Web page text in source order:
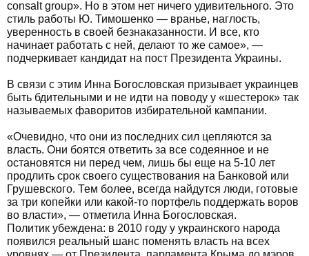
consalt group». Но в этом нет ничего удивительного. Это
стиль работы Ю. Тимошенко — вранье, наглость,
уверенность в своей безнаказанности. И все, кто
начинает работать с ней, делают то же самое», —
подчеркивает кандидат на пост Президента Украины.
В связи с этим Инна Богословская призывает украинцев
быть бдительными и не идти на поводу у «шестерок» так
называемых фаворитов избирательной кампании.
«Очевидно, что они из последних сил цепляются за
власть. Они боятся ответить за все содеянное и не
остановятся ни перед чем, лишь бы еще на 5-10 лет
продлить срок своего существования на Банковой или
Грушевского. Тем более, всегда найдутся люди, готовые
за три копейки или какой-то портфель поддержать воров
во власти», — отметила Инна Богословская.
Политик убеждена: в 2010 году у украинского народа
появился реальный шанс поменять власть на всех